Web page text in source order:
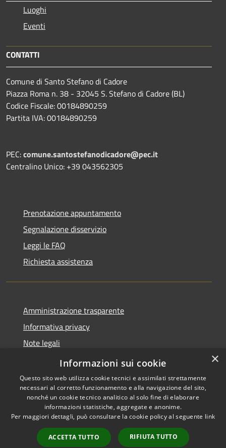
Luoghi
Eventi
CONTATTI
Comune di Santo Stefano di Cadore
Piazza Roma n. 38 - 32045 S. Stefano di Cadore (BL)
Codice Fiscale: 00184890259
Partita IVA: 00184890259
PEC:comune.santostefanodicadore@pec.it
Centralino Unico: +39 043562305
Prenotazione appuntamento
Segnalazione disservizio
Leggi le FAQ
Richiesta assistenza
Amministrazione trasparente
Informativa privacy
Note legali
Dichiarazione di accessibilità
Accessibilità
Copyright © 2026 • Comune di
Santo Stefano di Cadore •
Powered byMunicipium
×
Informazioni sui cookie
Questo sito web utilizza cookie tecnici e assimilati strettamente
necessari al corretto funzionamento e alla navigazione del sito,
nonché un cookie tecnico analitico al solo fine di elaborare
informazioni statistiche, aggregate e anonime.
Per maggiori dettagli, può consultare la cookie policy al seguente link
ACCETTA TUTTO RIFIUTA TUTTO